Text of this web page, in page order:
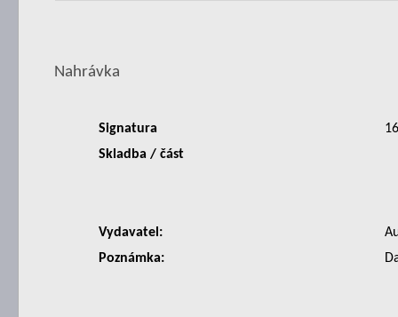
Nahrávka
Signatura
Skladba / část
Vydavatel:
Poznámka: